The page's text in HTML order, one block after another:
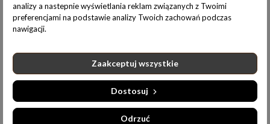
Opis produktuInformacje dodatkowe
MATERIAŁ:
100% bawełna
analizy a nastepnie wyświetlania reklam związanych z Twoimi
preferencjami na podstawie analizy Twoich zachowań podczas
nawigacji.
Odrzuć
Dostosuj
Zaakceptuj wszystkie